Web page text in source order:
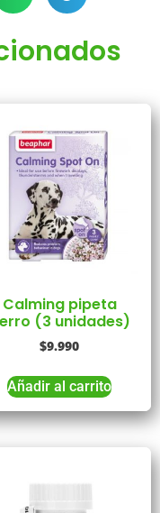
Calming pipeta
(3 unidades)
$9.990
Añadir al carrito